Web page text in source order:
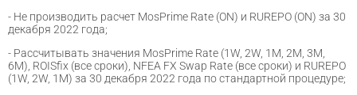
- Не производить расчет MosPrime Rate (ON) и RUREPO (ON) за 30
декабря 2022 года;
- Рассчитывать значения MosPrime Rate (1W, 2W, 1M, 2M, 3M,
6M), ROISfix (все сроки), NFEA FX Swap Rate (все сроки) и RUREPO
(1W, 2W, 1M) за 30 декабря 2022 года по стандартной процедуре;